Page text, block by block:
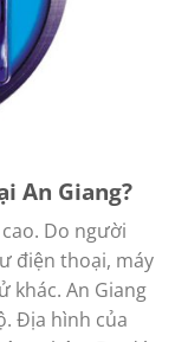
An Giang?
Do người
điện thoại, máy
khác. An Giang
Địa hình của